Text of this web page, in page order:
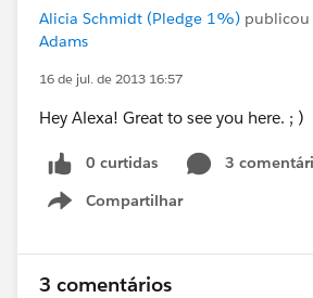
Alicia Schmidt (Pledge 1%)
Adams
16 de jul. de 2013 16:57
Hey Alexa! Great to see you here. ; )
0 curtidas
3
Compartilhar
Show menu
3 comentários